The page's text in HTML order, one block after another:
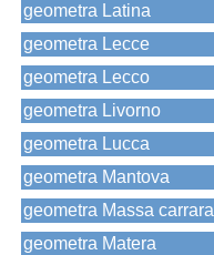
geometra Latina
geometra Lecce
geometra Lecco
geometra Livorno
geometra Lucca
geometra Mantova
geometra Massa carrara
geometra Matera